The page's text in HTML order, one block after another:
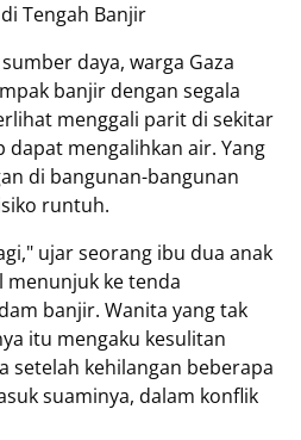
Tengah Banjir
daya, warga Gaza
banjir dengan segala
menggali parit di sekitar
mengalihkan air. Yang
di bangunan-bangunan
runtuh.
ujar seorang ibu dua anak
menunjuk ke tenda
banjir. Wanita yang tak
itu mengaku kesulitan
setelah kehilangan beberapa
suaminya, dalam konflik